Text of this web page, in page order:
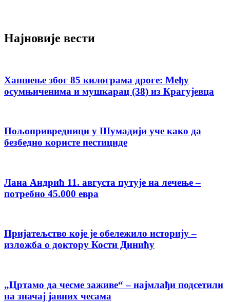
Најновије вести
Хапшење због 85 килограма дроге: Међу
осумњиченима и мушкарац (38) из Крагујевца
Пољопривредници у Шумадији уче како да
безбедно користе пестициде
Лана Андрић 11. августа путује на лечење –
потребно 45.000 евра
Пријатељство које је обележило историју –
изложба о доктору Кости Динићу
„Цртамо да чесме заживе“ – најмлађи подсетили
на значај јавних чесама